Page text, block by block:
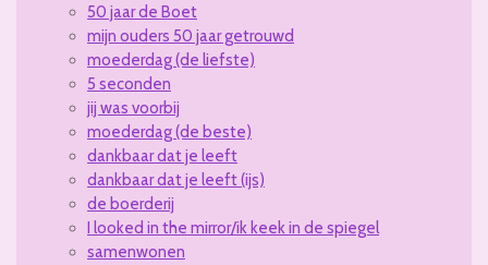
50 jaar de Boet
mijn ouders 50 jaar getrouwd
moederdag (de liefste)
5 seconden
jij was voorbij
moederdag (de beste)
dankbaar dat je leeft
dankbaar dat je leeft (ijs)
de boerderij
I looked in the mirror/ik keek in de spiegel
samenwonen